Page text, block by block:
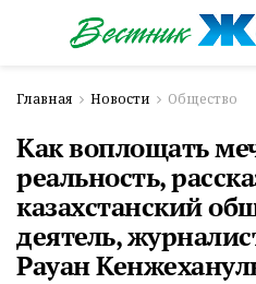
Главная Новости Общество
Как воплощать
реальность,
казахстанский
деятель,
Рауан